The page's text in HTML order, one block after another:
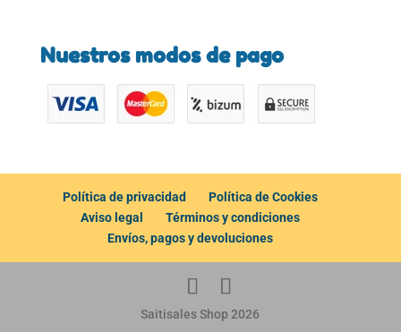
Nuestros modos de pago
Política de privacidad
Política de Cookies
Aviso legal
Términos y condiciones
Envíos, pagos y devoluciones
Saitisales Shop 2026